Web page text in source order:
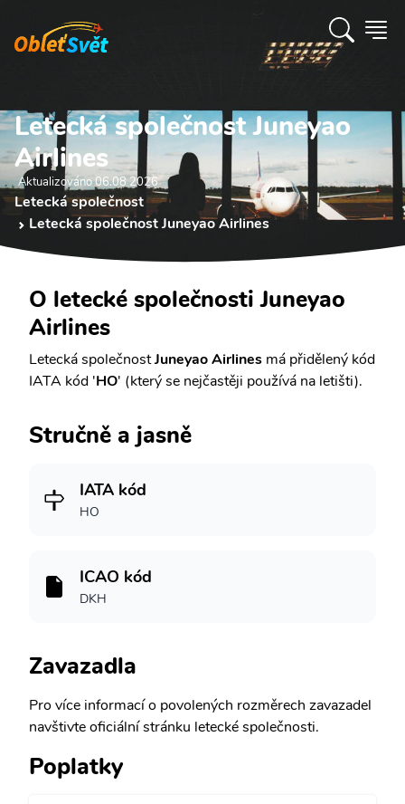
Letecká společnost Juneyao
Airlines
Aktualizováno 06.08 2026
Letecká společnost
Letecká společnost Juneyao Airlines
O letecké společnosti Juneyao
Airlines
Letecká společnostJuneyao Airlines má přidělený kód
IATA kód 'HO' (který se nejčastěji používá na letišti).
Stručně a jasně
IATA kód
HO
ICAO kód
DKH
Zavazadla
Pro více informací o povolených rozměrech zavazadel
navštivte oficiální stránku letecké společnosti.
Poplatky